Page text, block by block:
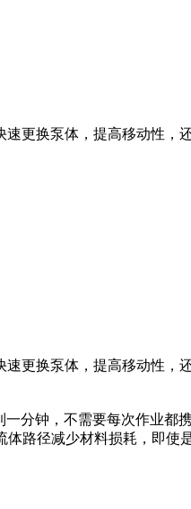
更换泵体，提高移动性，
更换泵体，提高移动性，
分钟，不需要每次作业都
路径减少材料损耗，即使